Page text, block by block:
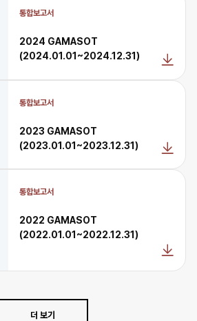
통합보고서
2024 GAMASOT
(2024.01.01~2024.12.31)
통합보고서
2023 GAMASOT
(2023.01.01~2023.12.31)
통합보고서
2022 GAMASOT
(2022.01.01~2022.12.31)
더 보기